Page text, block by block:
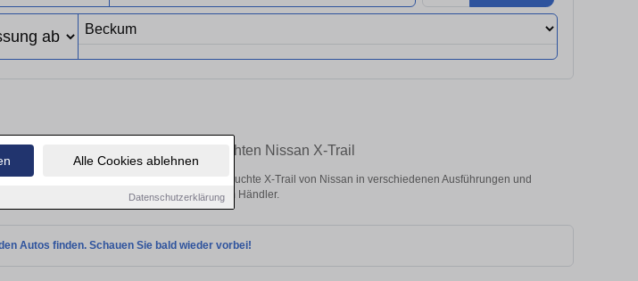
Alle Cookies ablehnen
Datenschutzerklärung
Finden Sie in Beckum Ihren gebrauchten Nissan X-Trail
Trail Gebrauchtwagen? Entdecken Sie gebrauchte X-Trail von Nissan in verschiedenen Ausführungen und
Preisklassen von privat und vom Händler.
Autos finden. Schauen Sie bald wieder vorbei!